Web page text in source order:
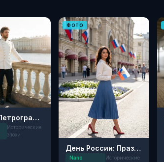
Офицер Петроградской гвардии
Исторические
эпохи
ФОТО
День России: Праздничная прогулка
Nano
Исторические